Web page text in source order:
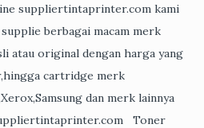
suppliertintaprinter.com kami
berbagai macam merk
atau original dengan harga yang
cartridge merk
dan merk lainnya
Toner